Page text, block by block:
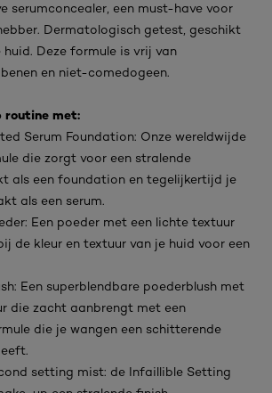
serumconcealer, een must-have voor
Dermatologisch getest, geschikt
huid. Deze formule is vrij van
en niet-comedogeen.
routine met:
Serum Foundation: Onze wereldwijde
die zorgt voor een stralende
als een foundation en tegelijkertijd je
als een serum.
Een poeder met een lichte textuur
de kleur en textuur van je huid voor een
Een superblendbare poederblush met
die zacht aanbrengt met een
die je wangen een schitterende
setting mist: de Infaillible Setting